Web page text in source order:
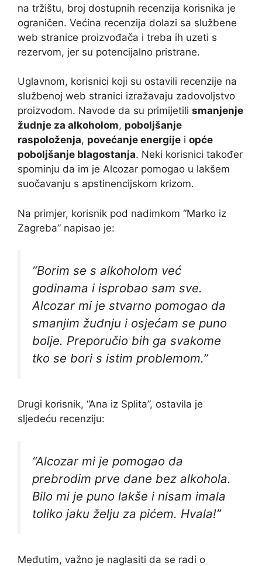
na tržištu, broj dostupnih recenzija korisnika je
ograničen. Većina recenzija dolazi sa službene
web stranice proizvođača i treba ih uzeti s
rezervom, jer su potencijalno pristrane.
Uglavnom, korisnici koji su ostavili recenzije na
službenoj web stranici izražavaju zadovoljstvo
proizvodom. Navode da su primijetili smanjenje
žudnje za alkoholom, poboljšanje
raspoloženja, povećanje energije i opće
poboljšanje blagostanja. Neki korisnici također
spominju da im je Alcozar pomogao u lakšem
suočavanju s apstinencijskom krizom.
Na primjer, korisnik pod nadimkom “Marko iz
Zagreba” napisao je:
“Borim se s alkoholom već
godinama i isprobao sam sve.
Alcozar mi je stvarno pomogao da
smanjim žudnju i osjećam se puno
bolje. Preporučio bih ga svakome
tko se bori s istim problemom.”
Drugi korisnik, “Ana iz Splita”, ostavila je
sljedeću recenziju:
“Alcozar mi je pomogao da
prebrodim prve dane bez alkohola.
Bilo mi je puno lakše i nisam imala
toliko jaku želju za pićem. Hvala!”
Međutim, važno je naglasiti da se radi o